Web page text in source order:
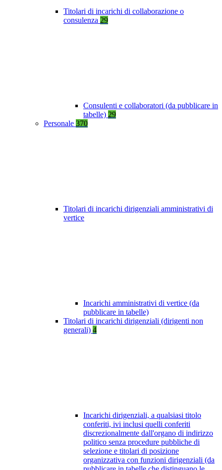
Titolari di incarichi di collaborazione o
consulenza 29
Consulenti e collaboratori (da pubblicare in
tabelle) 29
Personale 370
Titolari di incarichi dirigenziali amministrativi di
vertice
Incarichi amministrativi di vertice (da
pubblicare in tabelle)
Titolari di incarichi dirigenziali (dirigenti non
generali) 4
Incarichi dirigenziali, a qualsiasi titolo
conferiti, ivi inclusi quelli conferiti
discrezionalmente dall'organo di indirizzo
politico senza procedure pubbliche di
selezione e titolari di posizione
organizzativa con funzioni dirigenziali (da